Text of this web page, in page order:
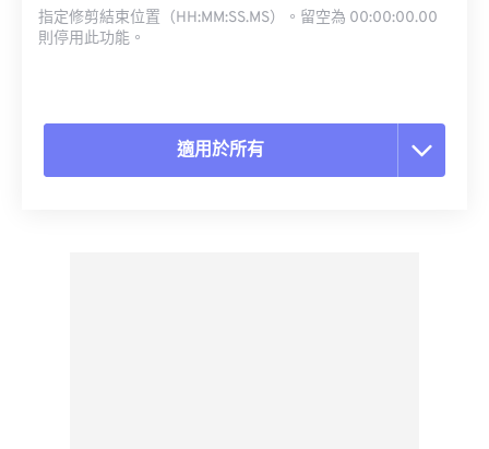
指定修剪結束位置（HH:MM:SS.MS）。留空為 00:00:00.00
則停用此功能。
適用於所有